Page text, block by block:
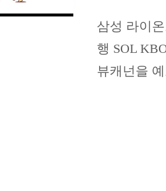
삼성 라이
행 SOL
뷰캐넌을